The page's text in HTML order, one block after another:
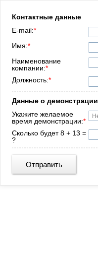
Контактные данные
E-mail:*
Имя:*
Наименование
компании:*
Должность:*
Данные о демонстрации
Укажите желаемое
время демонстрации:*
Сколько будет 8 + 13 =
?